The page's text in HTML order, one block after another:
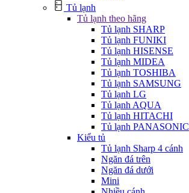
Tủ lạnh
Tủ lạnh theo hãng
Tủ lạnh SHARP
Tủ lạnh FUNIKI
Tủ lạnh HISENSE
Tủ lạnh MIDEA
Tủ lạnh TOSHIBA
Tủ lạnh SAMSUNG
Tủ lạnh LG
Tủ lạnh AQUA
Tủ lạnh HITACHI
Tủ lạnh PANASONIC
Kiểu tủ
Tủ lạnh Sharp 4 cánh
Ngăn đá trên
Ngăn đá dưới
Mini